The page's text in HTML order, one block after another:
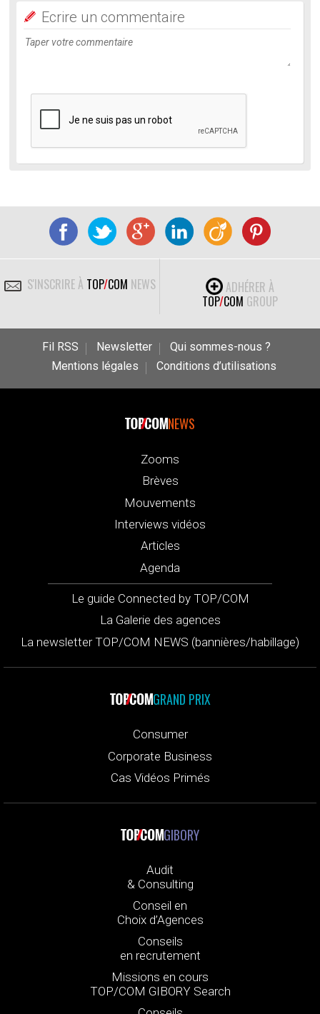
Ecrire un commentaire
S'INSCRIRE À TOP/COM NEWS
ADHÉRER À
TOP/COM GROUP
Fil RSS Newsletter
Qui sommes-nous ?
Mentions légales
Conditions d’utilisations
NEWS
Zooms
Brèves
Mouvements
Interviews vidéos
Articles
Agenda
Le guide Connected by TOP/COM
La Galerie des agences
La newsletter TOP/COM NEWS (bannières/habillage)
GRAND PRIX
Consumer
Corporate Business
Cas Vidéos Primés
GIBORY
Audit
& Consulting
Conseil en
Choix d’Agences
Conseils
en recrutement
Missions en cours
TOP/COM GIBORY Search